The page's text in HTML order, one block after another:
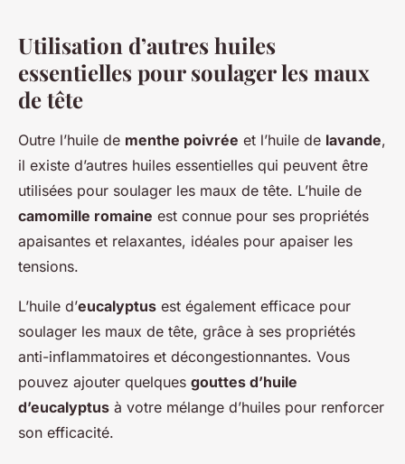
Utilisation d’autres huiles
essentielles pour soulager les maux
de tête
Outre l’huile de menthe poivrée et l’huile de lavande,
il existe d’autres huiles essentielles qui peuvent être
utilisées pour soulager les maux de tête. L’huile de
camomille romaine est connue pour ses propriétés
apaisantes et relaxantes, idéales pour apaiser les
tensions.
L’huile d’eucalyptus est également efficace pour
soulager les maux de tête, grâce à ses propriétés
anti-inflammatoires et décongestionnantes. Vous
pouvez ajouter quelques gouttes d’huile
d’eucalyptus à votre mélange d’huiles pour renforcer
son efficacité.